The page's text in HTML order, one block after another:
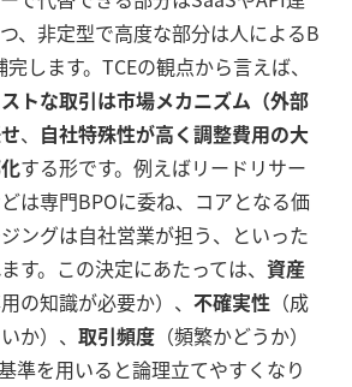
、非定型で高度な部分は人によるB
します。TCEの観点から言えば、
トな取引は市場メカニズム（外部
、 自社特殊性が高く調整費用の大
する形です。例えばリードリサー
は専門BPOに委ね、コアとなる価
ングは自社営業が担う、といった
す。この決定にあたっては、 資産
用の知識が必要か）、 不確実性 （成
か）、 取引頻度 （頻繁かどうか）
準を用いると論理立てやすくなり